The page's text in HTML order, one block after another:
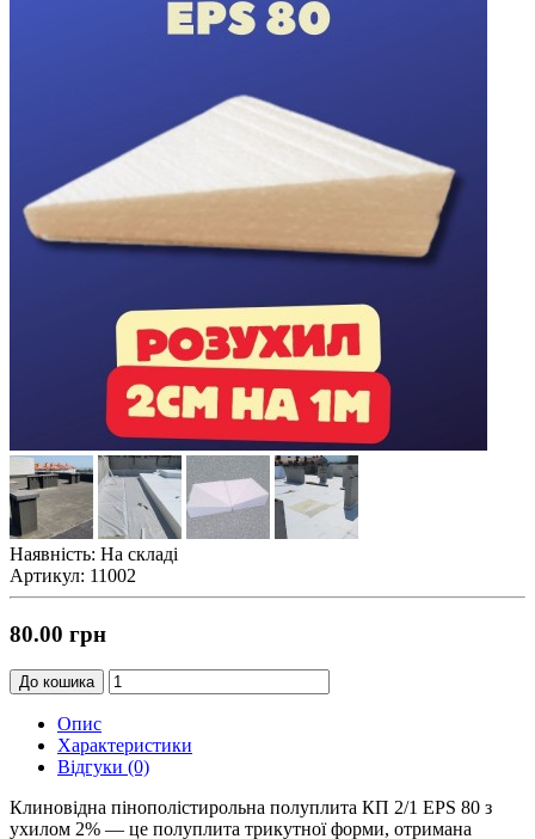
Наявність: На складі
Артикул: 11002
80.00 грн
До кошика
Опис
Характеристики
Відгуки (0)
Клиновідна пінополістирольна полуплита КП 2/1 EPS 80 з
ухилом 2% — це полуплита трикутної форми, отримана